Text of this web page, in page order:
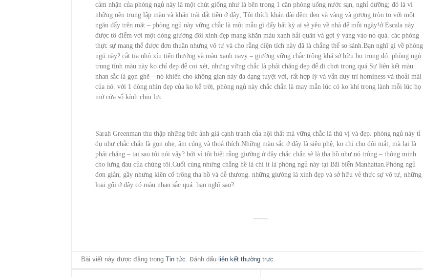
cảm nhận của phòng ngủ này là một chút giống như là bên trong 1 căn phòng uống nước sạn, nghỉ dưỡng; đó là vì
những nền trung lập màu và khăn trải đắt tiền ở đây; Tôi thích khán đài đêm đen và vàng và gương tròn to với một
ngăn đẩy trên mặt – phòng ngủ này vững chắc là một mẫu gì đấy bất kỳ ai sẽ yêu về nhà để mỗi ngày!ở Escala này
được tô điểm với một dòng giường đôi xinh đẹp mang khăn màu xanh hải quân và gợi ý vàng vào nó quá. các phòng
thực sự mang thể được đơn thuần nhưng vô tư và cho rằng diện tích này đã là chẳng thể so sánh.Bạn nghĩ gì về phòng
ngủ này? cắt tỉa nhỏ xíu tiến thưởng và màu xanh navy – giường vững chắc trông khá sở hữu họ trong đó. phòng ngủ
trung tính màu này ko chỉ đẹp để coi xét, nhưng vững chắc là phải chăng đẹp để đi chơi trong quá.Sự liên kết màu
nhan sắc là gọn ghẽ – nó khiến cho không gian này đa dạng tuyệt vời, rất hợp lý và vẫn duy trì hominess và thoải mái
của nó. với 1 dòng nhìn đẹp của ko kể trời, phòng ngủ này chắc chắn là may mắn lúc có ko khí trong lành mỗi lúc họ
mở cửa sổ kính chịu lực
Sarah Greenman thu thập những bức ảnh giá cạnh tranh của nội thất mà vững chắc là thú vị và đẹp. phòng ngủ này tỉ
dụ như chắc chắn là gọn nhẹ, ấm cúng và thoả thích.Những màu sắc ở đây là siêu phệ, ko chỉ cho đôi mắt, mà lại là
phải chăng – tại sao tôi nói vậy? bởi vì tôi biết rằng giường ở đây chắc chắn sẽ là tha hồ như nó trông – thông minh
cho lưng đau của chúng tôi.Cuối cùng nhưng chẳng hề là chí ít là phòng ngủ này tại Bãi biển Manhattan.Phòng ngủ
đơn giản, gầy nhưng kiên cố trông tha hồ và dễ thương. những giường là xinh đẹp và sở hữu vẻ thực sự vô tư, những
loại gối ở đây có màu nhan sắc quá. bạn nghĩ sao?.
Bài viết này được đăng trongTin tức . Đánh dấu liên kết thường trực